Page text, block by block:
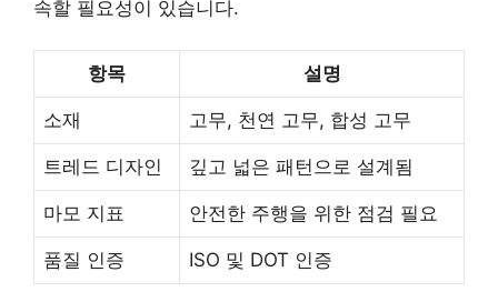
속할 필요성이 있습니다.
항목 설명
소재 고무, 천연 고무, 합성 고무
트레드 디자인 깊고 넓은 패턴으로 설계됨
마모 지표 안전한 주행을 위한 점검 필요
품질 인증 ISO 및 DOT 인증